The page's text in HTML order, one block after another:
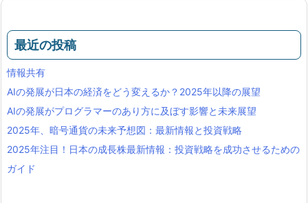
最近の投稿
情報共有
AIの発展が日本の経済をどう変えるか？2025年以降の展望
AIの発展がプログラマーのあり方に及ぼす影響と未来展望
2025年、暗号通貨の未来予想図：最新情報と投資戦略
2025年注目！日本の成長株最新情報：投資戦略を成功させるための
ガイド